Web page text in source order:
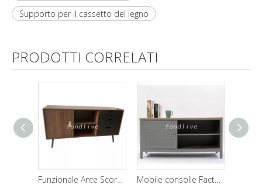
Supporto per il cassetto del legno
PRODOTTI CORRELATI
Funzionale Ante Scorrevoli 3 Cassetti colore marrone Porta TV da soggiorno in legno Mobile consolle Factory Direct un'anta 2 ripiani 4 gambe Mobile TV moderno in legno